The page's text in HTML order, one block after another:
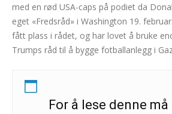
med en rød USA-caps på podiet da
eget «Fredsråd» i Washington 19.
fått plass i rådet, og har lovet å bruke
Trumps råd til å bygge fotballanlegg i
For å lese denne må